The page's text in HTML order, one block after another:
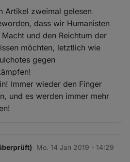
Artikel zweimal gelesen
dass wir Humanisten
und den Reichtum der
möchten, letztlich wie
gegen
Immer wieder den Finger
und es werden immer mehr
Mo. 14 Jan 2019 - 14:29